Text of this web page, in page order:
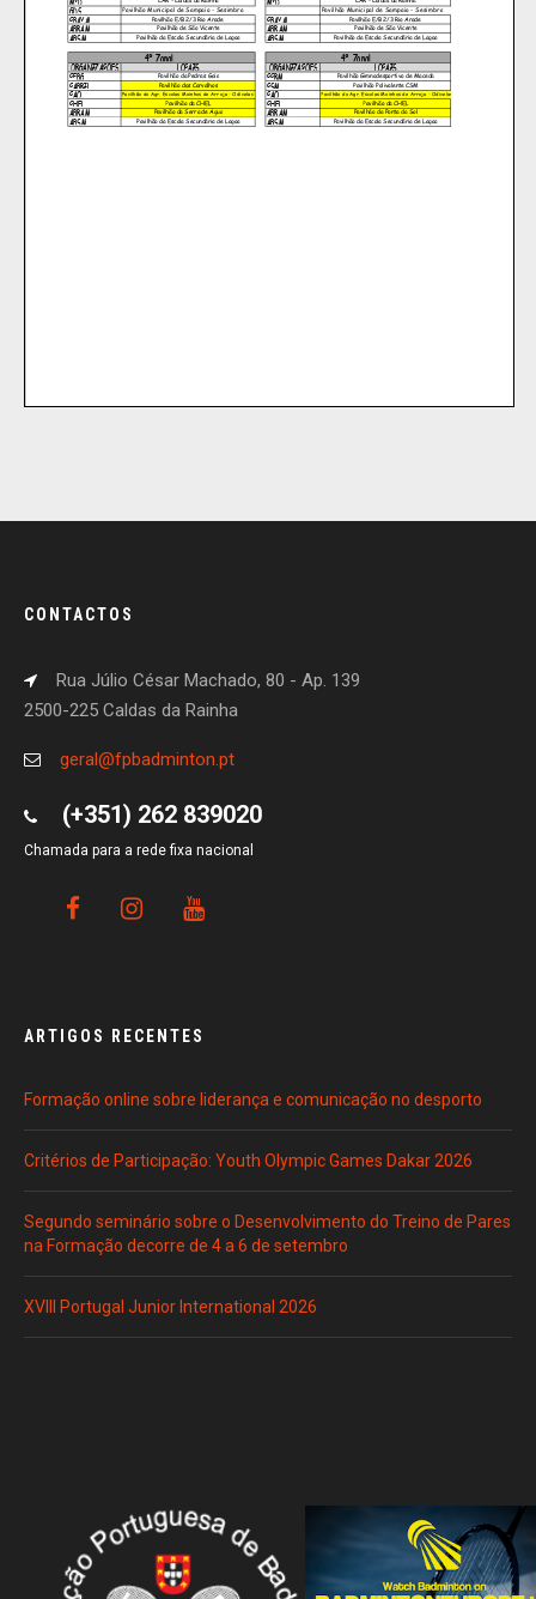
CONTACTOS
Rua Júlio César Machado, 80 - Ap. 139
2500-225 Caldas da Rainha
geral@fpbadminton.pt
(+351) 262 839020
Chamada para a rede fixa nacional
ARTIGOS RECENTES
Formação online sobre liderança e comunicação no desporto
Critérios de Participação: Youth Olympic Games Dakar 2026
Segundo seminário sobre o Desenvolvimento do Treino de Pares
na Formação decorre de 4 a 6 de setembro
XVIII Portugal Junior International 2026